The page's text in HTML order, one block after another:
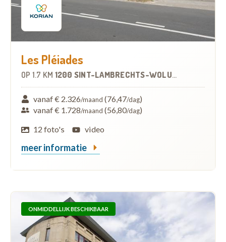
Les Pléiades
OP 1.7 KM 1200 SINT-LAMBRECHTS-WOLUWE
vanaf € 2.326/maand (76,47/dag)
vanaf € 1.728/maand (56,80/dag)
12 foto's
video
meer informatie
ONMIDDELLIJK BESCHIKBAAR